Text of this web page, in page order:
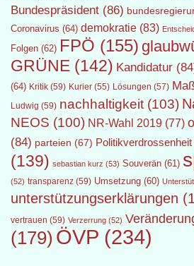
Bundespräsident (86)
Coronavirus (64) demokratie (83)
Folgen (62) FPÖ (155)
GRÜNE (142) Kandidatur
(64) Kritik (59) Kurier (55) Lösungen (57)
Ludwig (59) nachhaltigkeit (103)
NEOS (100) NR-Wahl 2019 (77)
(84) parteien (67) Politikverdrossenheit
(139) sebastian kurz (53) Souverän (61)
(52) transparenz (59) Umsetzung (60)
unterstützungserklärungen
vertrauen (59) Verzerrung (52)
(179) ÖVP (234)